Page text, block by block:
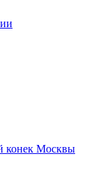
конек Москвы